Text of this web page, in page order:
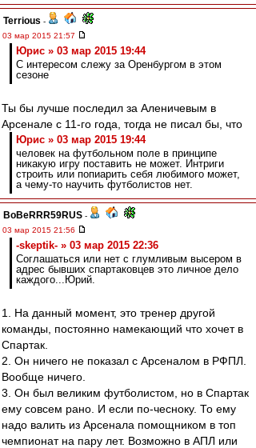
Terrious -
03 мар 2015 21:57
Юрис » 03 мар 2015 19:44
С интересом слежу за Оренбургом в этом
сезоне
Ты бы лучше последил за Аленичевым в
Арсенале с 11-го года, тогда не писал бы, что
Юрис » 03 мар 2015 19:44
человек на футбольном поле в принципе
никакую игру поставить не может. Интриги
строить или попиарить себя любимого может,
а чему-то научить футболистов нет.
BoBeRRR59RUS -
03 мар 2015 21:56
-skeptik- » 03 мар 2015 22:36
Соглашаться или нет с глумливым высером в
адрес бывших спартаковцев это личное дело
каждого...Юрий.
1. На данный момент, это тренер другой
команды, постоянно намекающий что хочет в
Спартак.
2. Он ничего не показал с Арсеналом в РФПЛ.
Вообще ничего.
3. Он был великим футболистом, но в Спартак
ему совсем рано. И если по-чесноку. То ему
надо валить из Арсенала помощником в топ
чемпионат на пару лет. Возможно в АПЛ или